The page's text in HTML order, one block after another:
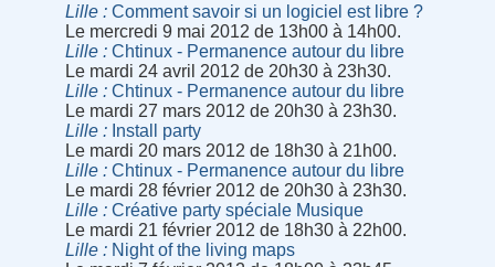
Lille
Comment savoir si un logiciel est libre ?
Le mercredi 9 mai 2012 de 13h00 à 14h00.
Lille
Chtinux - Permanence autour du libre
Le mardi 24 avril 2012 de 20h30 à 23h30.
Lille
Chtinux - Permanence autour du libre
Le mardi 27 mars 2012 de 20h30 à 23h30.
Lille
Install party
Le mardi 20 mars 2012 de 18h30 à 21h00.
Lille
Chtinux - Permanence autour du libre
Le mardi 28 février 2012 de 20h30 à 23h30.
Lille
Créative party spéciale Musique
Le mardi 21 février 2012 de 18h30 à 22h00.
Lille
Night of the living maps